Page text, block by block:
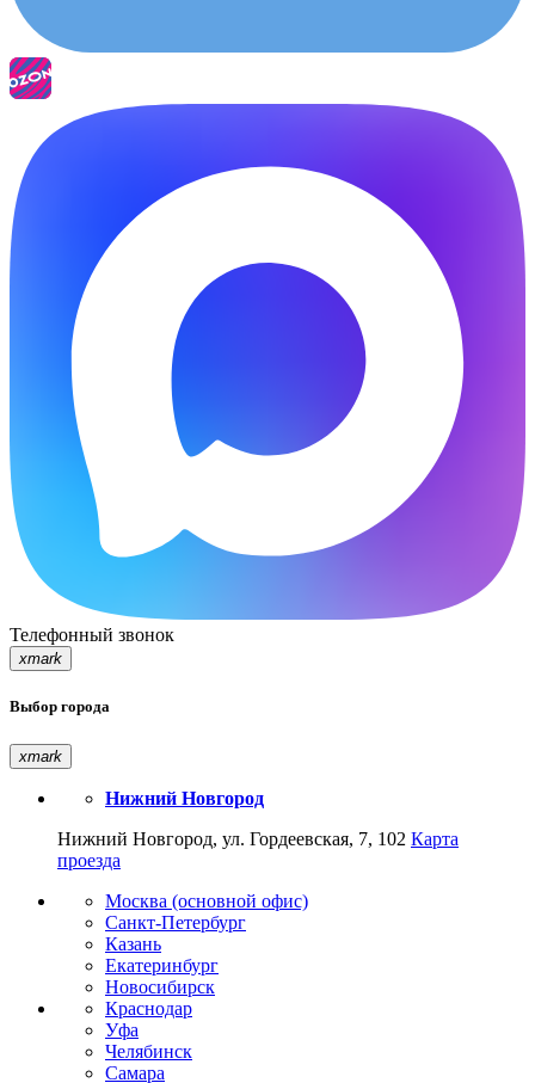
Телефонный звонок
xmark
Выбор города
xmark
Нижний Новгород
Нижний Новгород, ул. Гордеевская, 7, 102 Карта
проезда
Москва (основной офис)
Санкт-Петербург
Казань
Екатеринбург
Новосибирск
Краснодар
Уфа
Челябинск
Самара